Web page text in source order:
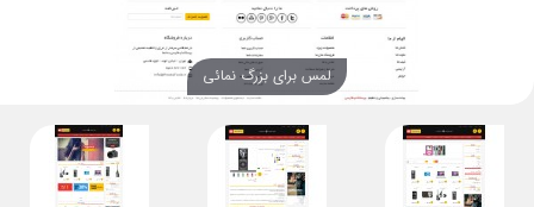
لمس برای بزرگ نمائی